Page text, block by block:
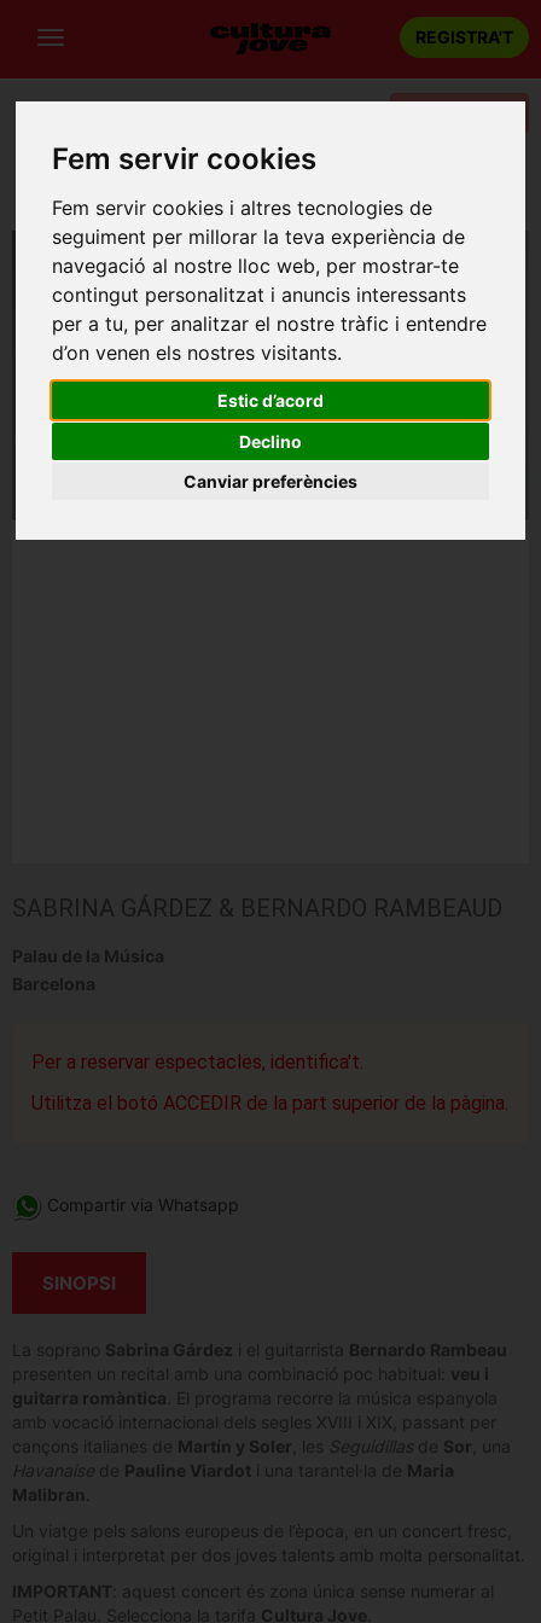
Fem servir cookies
Fem servir cookies i altres tecnologies de
seguiment per millorar la teva experiència de
navegació al nostre lloc web, per mostrar-te
contingut personalitzat i anuncis interessants
per a tu, per analitzar el nostre tràfic i entendre
d’on venen els nostres visitants.
Estic d’acord
Declino
Canviar preferències
REGISTRA'T
Portada Música
Barcelona
SABRINA GÁRDEZ & BERNARDO RAMBEAUD
Palau de la Música
Barcelona
Per a reservar espectacles, identifica't.
Utilitza el botó ACCEDIR de la part superior de la pàgina.
Compartir via Whatsapp
SINOPSI
La soprano Sabrina Gárdez i el guitarrista Bernardo Rambeau
presenten un recital amb una combinació poc habitual: veu i
guitarra romàntica . El programa recorre la música espanyola
amb vocació internacional dels segles XVIII i XIX, passant per
cançons italianes de Martín y Soler , les Seguidillas de Sor , una
Havanaise de Pauline Viardot i una tarantel·la de Maria
Malibran
Un viatge pels salons europeus de l’època, en un concert fresc,
original i interpretat per dos joves talents amb molta personalitat.
IMPORTANT : aquest concert és zona única sense numerar al
Petit Palau. Selecciona la tarifa Cultura Jove